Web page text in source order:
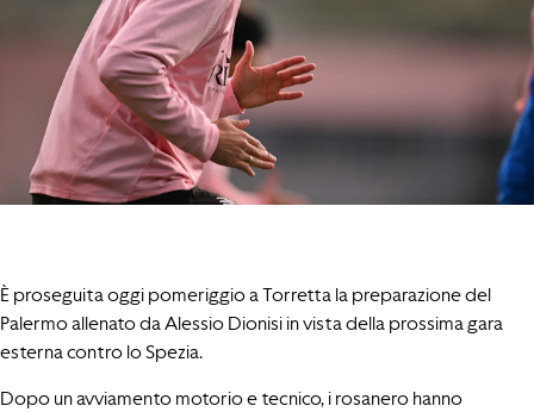
È proseguita oggi pomeriggio a Torretta la preparazione del
Palermo allenato da Alessio Dionisi in vista della prossima gara
esterna contro lo Spezia.
Dopo un avviamento motorio e tecnico, i rosanero hanno